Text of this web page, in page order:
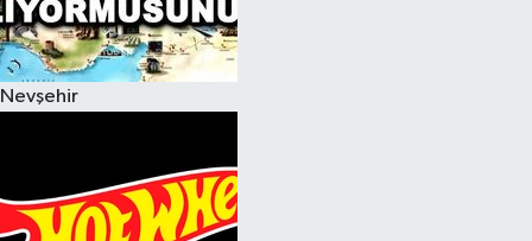
Nevşehir